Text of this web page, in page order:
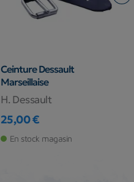
Ceinture Dessault
Marseillaise
H. Dessault
Prix
25,00 €
En stock magasin